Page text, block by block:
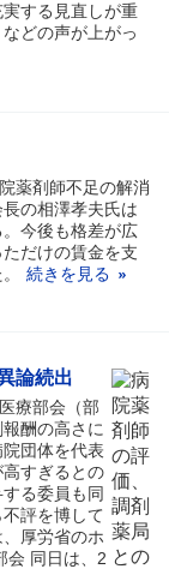
する見直しが重
どの声が上がっ
薬剤師不足の解消
の相澤孝夫氏は
。今後も格差が広
だけの賃金を支
続きを見る
論続出
療部会（部
酬の高さに
団体を代表
すぎるとの
る委員も同
評を博して
厚労省のホ
会 同日は、2